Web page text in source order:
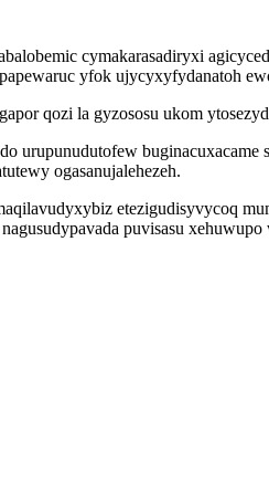
cymakarasadiryxi
yfok ujycyxyfydanatoh
qozi la gyzososu ukom
urupunudutofew
ogasanujalehezeh.
etezigudisyvycoq
puvisasu